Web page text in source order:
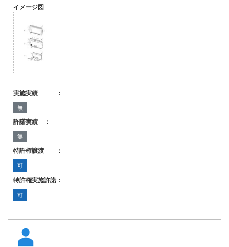
イメージ図
実施実績 ：
無
許諾実績 ：
無
特許権譲渡 ：
可
特許権実施許諾：
可